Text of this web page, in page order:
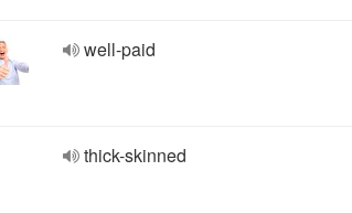
well-paid
thick-skinned